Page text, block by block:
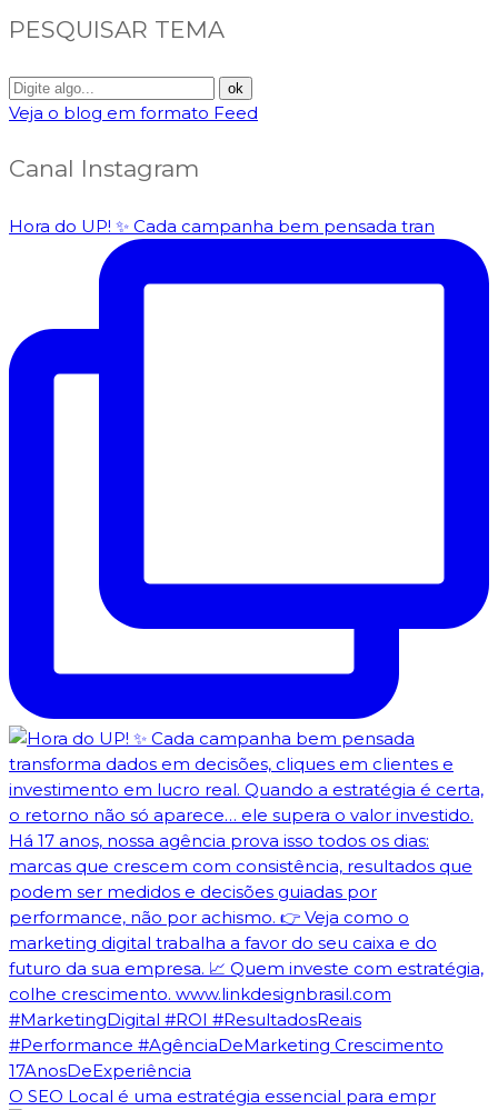
PESQUISAR TEMA
Veja o blog em formato Feed
Canal Instagram
Hora do UP! ✨️ Cada campanha bem pensada tran
O SEO Local é uma estratégia essencial para empr